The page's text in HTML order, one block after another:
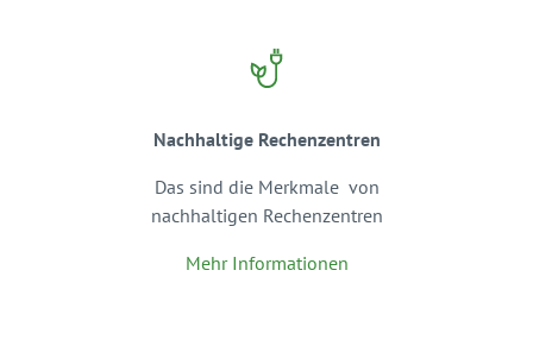
Nachhaltige Rechenzentren
Das sind die Merkmale von
nachhaltigen Rechenzentren
Mehr Informationen